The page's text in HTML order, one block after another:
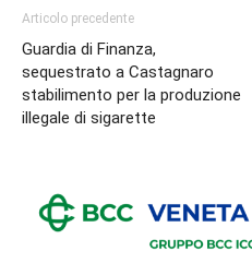
Articolo precedente
Guardia di Finanza,
sequestrato a Castagnaro
stabilimento per la produzione
illegale di sigarette